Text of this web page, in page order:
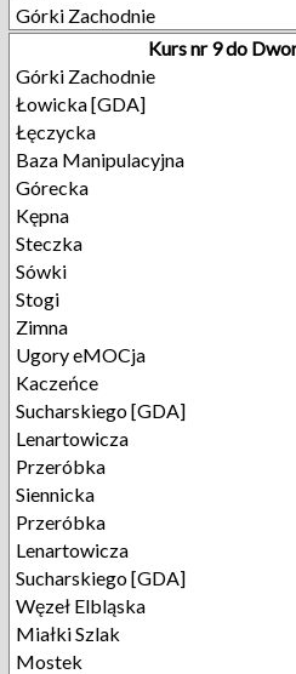
Górki Zachodnie
Kurs nr 9 do
Górki Zachodnie
Łowicka [GDA]
Łęczycka
Baza Manipulacyjna
Górecka
Kępna
Steczka
Sówki
Stogi
Zimna
Ugory eMOCja
Kaczeńce
Sucharskiego [GDA]
Lenartowicza
Przeróbka
Siennicka
Przeróbka
Lenartowicza
Sucharskiego [GDA]
Węzeł Elbląska
Miałki Szlak
Mostek